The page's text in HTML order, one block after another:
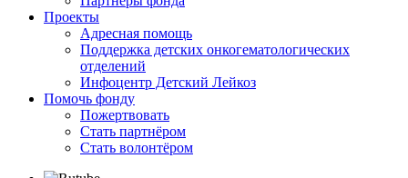
Проекты
Адресная помощь
Поддержка детских онкогематологических
отделений
Инфоцентр Детский Лейкоз
Помочь фонду
Пожертвовать
Стать партнёром
Стать волонтёром